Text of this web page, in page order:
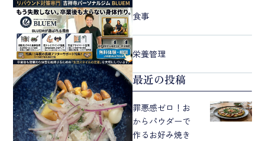
食事
栄養管理
最近の投稿
罪悪感ゼロ！お
からパウダーで
作るお好み焼き